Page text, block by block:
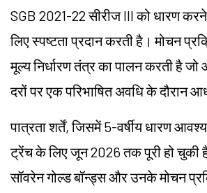
SGB 2021-22 सीरीज III को धारण
लिए स्पष्टता प्रदान करती है। मोचन
मूल्य निर्धारण तंत्र का पालन करती है
दरों पर एक परिभाषित अवधि के दौरान
पात्रता शर्तें, जिसमें 5-वर्षीय धारण
ट्रेंच के लिए जून 2026 तक पूरी हो चुकी
सॉवरेन गोल्ड बॉन्ड्स और उनके मोचन